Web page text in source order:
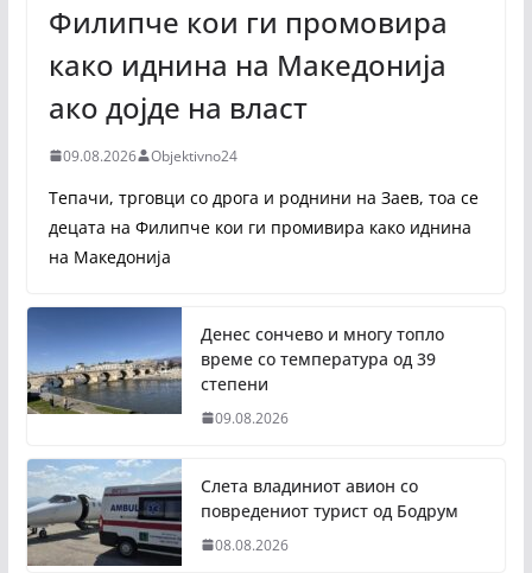
Филипче кои ги промoвира
како иднина на Македонија
ако дојде на власт
09.08.2026 Objektivno24
Тепачи, трговци со дрога и роднини на Заев, тоа се
децата на Филипче кои ги промивира како иднина
на Македонија
Денес сончево и многу топло
време со температура од 39
степени
09.08.2026
Слета владиниот авион со
повредениот турист од Бодрум
08.08.2026